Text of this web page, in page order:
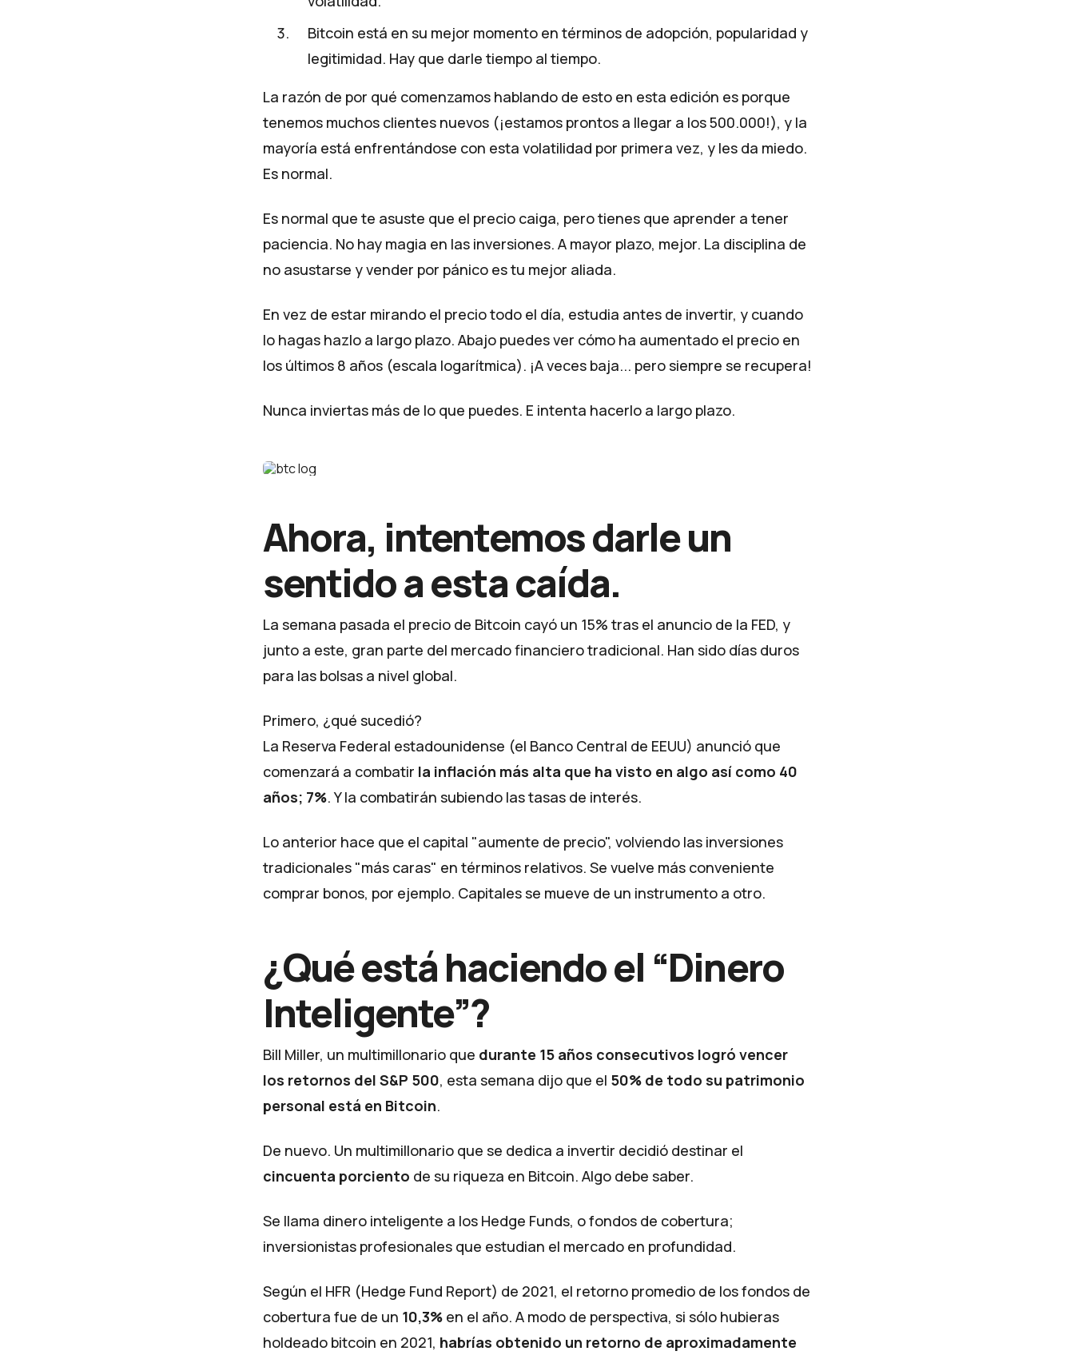
Bitcoin está en su mejor momento en términos de adopción, popularidad y
legitimidad. Hay que darle tiempo al tiempo.
La razón de por qué comenzamos hablando de esto en esta edición es porque
tenemos muchos clientes nuevos (¡estamos prontos a llegar a los 500.000!), y la
mayoría está enfrentándose con esta volatilidad por primera vez, y les da miedo.
Es normal.
Es normal que te asuste que el precio caiga, pero tienes que aprender a tener
paciencia. No hay magia en las inversiones. A mayor plazo, mejor. La disciplina de
no asustarse y vender por pánico es tu mejor aliada.
En vez de estar mirando el precio todo el día, estudia antes de invertir, y cuando
lo hagas hazlo a largo plazo. Abajo puedes ver cómo ha aumentado el precio en
los últimos 8 años (escala logarítmica). ¡A veces baja... pero siempre se recupera!
Nunca inviertas más de lo que puedes. E intenta hacerlo a largo plazo.
Ahora, intentemos darle un
sentido a esta caída.
La semana pasada el precio de Bitcoin cayó un 15% tras el anuncio de la FED, y
junto a este, gran parte del mercado financiero tradicional. Han sido días duros
para las bolsas a nivel global.
Primero, ¿qué sucedió?
La Reserva Federal estadounidense (el Banco Central de EEUU) anunció que
comenzará a combatir la inflación más alta que ha visto en algo así como 40
años; 7%. Y la combatirán subiendo las tasas de interés.
Lo anterior hace que el capital "aumente de precio", volviendo las inversiones
tradicionales "más caras" en términos relativos. Se vuelve más conveniente
comprar bonos, por ejemplo. Capitales se mueve de un instrumento a otro.
¿Qué está haciendo el “Dinero
Inteligente”?
Bill Miller, un multimillonario que durante 15 años consecutivos logró vencer
los retornos del S&P 500, esta semana dijo que el 50% de todo su patrimonio
personal está en Bitcoin.
De nuevo. Un multimillonario que se dedica a invertir decidió destinar el
cincuenta porciento de su riqueza en Bitcoin. Algo debe saber.
Se llama dinero inteligente a los Hedge Funds, o fondos de cobertura;
inversionistas profesionales que estudian el mercado en profundidad.
Según el HFR (Hedge Fund Report) de 2021, el retorno promedio de los fondos de
cobertura fue de un 10,3% en el año. A modo de perspectiva, si sólo hubieras
holdeado bitcoin en 2021, habrías obtenido un retorno de aproximadamente